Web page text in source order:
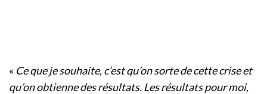
« Ce que je souhaite, c’est qu’on sorte de cette crise et
qu’on obtienne des résultats. Les résultats pour moi,